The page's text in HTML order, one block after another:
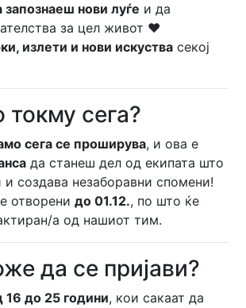
нови луѓе и да
за цел живот ❤️
излети и нови искуства секој
токму сега?
сега се проширува, и ова е
да станеш дел од екипата што
и создава незаборавни спомени!
отворенидо 01.12., по што ќе
а од нашиот тим.
да се пријави?
16 до 25 години, кои сакаат да